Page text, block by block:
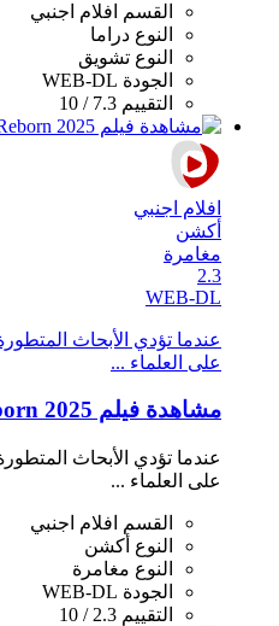
القسم
افلام اجنبي
النوع دراما
النوع تشويق
الجودة WEB-DL
التقييم 7.3 / 10
افلام اجنبي
أكشن
مغامرة
2.3
WEB-DL
عندما تؤدي الأبحاث
على العلماء ...
مشاهدة فيلم Jurassic Reborn 2025 مترجم
عندما تؤدي الأبحاث
على العلماء ...
القسم
افلام اجنبي
النوع أكشن
النوع مغامرة
الجودة WEB-DL
التقييم 2.3 / 10